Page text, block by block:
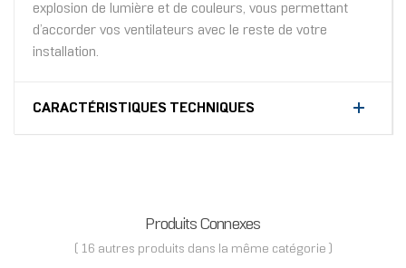
explosion de lumière et de couleurs, vous permettant
d’accorder vos ventilateurs avec le reste de votre
installation.
CARACTÉRISTIQUES TECHNIQUES
Produits Connexes
( 16 autres produits dans la même catégorie )